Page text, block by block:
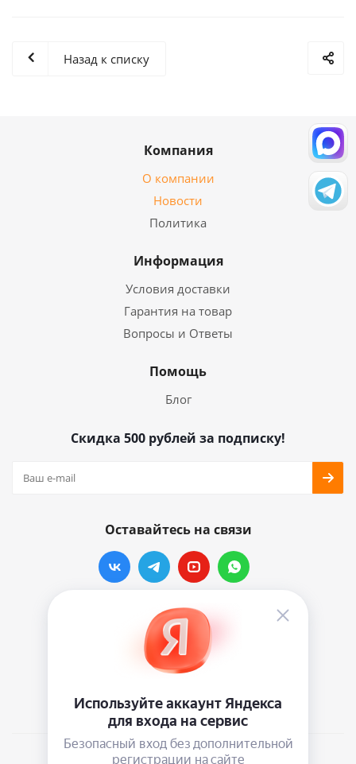
Назад к списку
Компания
О компании
Новости
Политика
Информация
Условия доставки
Гарантия на товар
Вопросы и Ответы
Помощь
Блог
Скидка 500 рублей за подписку!
Оставайтесь на связи
Наши контакты
info@vinylmarkt.ru